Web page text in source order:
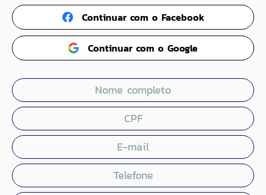
Continuar com o Facebook
Continuar com o Google
Nome completo
CPF
E-mail
Telefone